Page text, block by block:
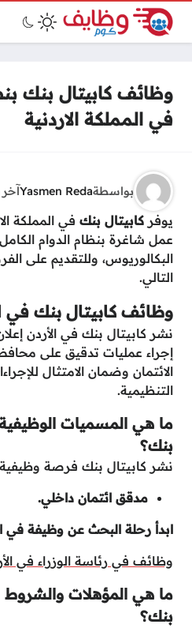
وظائف كابيتال بنك
في المملكة الاردنية
بواسطةYasmen Reda
يوفر كابيتال بنك في المملكة
عمل شاغرة بنظام الدوام
البكالوريوس، وللتقديم على
التالي.
وظائف كابيتال بنك في
نشر كابيتال بنك في الأردن
إجراء عمليات تدقيق على
الائتمان وضمان الامتثال
التنظيمية.
ما هي المسميات
بنك؟
نشر كابيتال بنك فرصة
مدقق ائتمان داخلي.
ابدأ رحلة البحث عن وظيفة في
وظائف في رئاسة الوزراء في
ما هي المؤهلات والشروط
بنك؟